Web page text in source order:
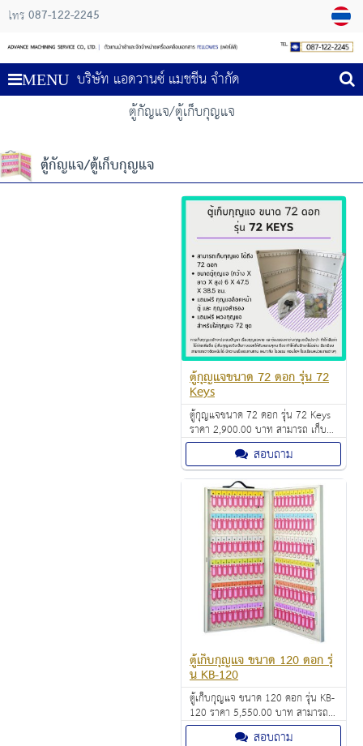
โทร 087-122-2245
MENU บริษัท แอดวานซ์ แมชชีน จำกัด
ตู้กัญแจ/ตู้เก็บกุญแจ
ตู้กัญแจ/ตู้เก็บกุญแจ
ตู้กุญแจขนาด 72 ดอก รุ่น 72
Keys
ตู้กุญแจขนาด 72 ดอก รุ่น 72 Keys
ราคา 2,900.00 บาท สามารถ เก็บ
กุญแจ ได้ถึง 72 ดอก ขนาด ตู้เก็บ
กุญแจ ( สูง x กว้าง x ลึก ) 475 x
385 x 60 มม.
สอบถาม
ตู้เก็บกุญแจ ขนาด 120 ดอก รุ่
น KB-120
ตู้เก็บกุญแจ ขนาด 120 ดอก รุ่น KB-
120 ราคา 5,550.00 บาท สามารถ
เก็บกุญแจ ได้ถึง 120 ดอก ขนาด ตู้
สอบถาม